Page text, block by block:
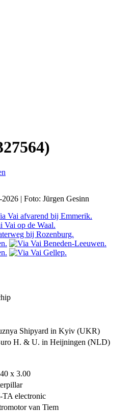
2026 | Foto: Jürgen Gesinn
Shipyard in Kyiv (UKR)
H. & U. in Heijningen (NLD)
x 3.00
electronic
van Tiem